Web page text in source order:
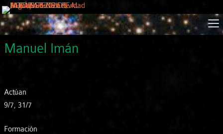
Manuel Imán
Actúan
9/7, 31/7
Formación